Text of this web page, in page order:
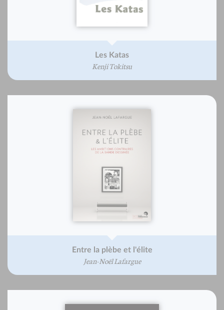
Les Katas
Kenji Tokitsu
Entre la plèbe et l'élite
Jean-Noël Lafargue